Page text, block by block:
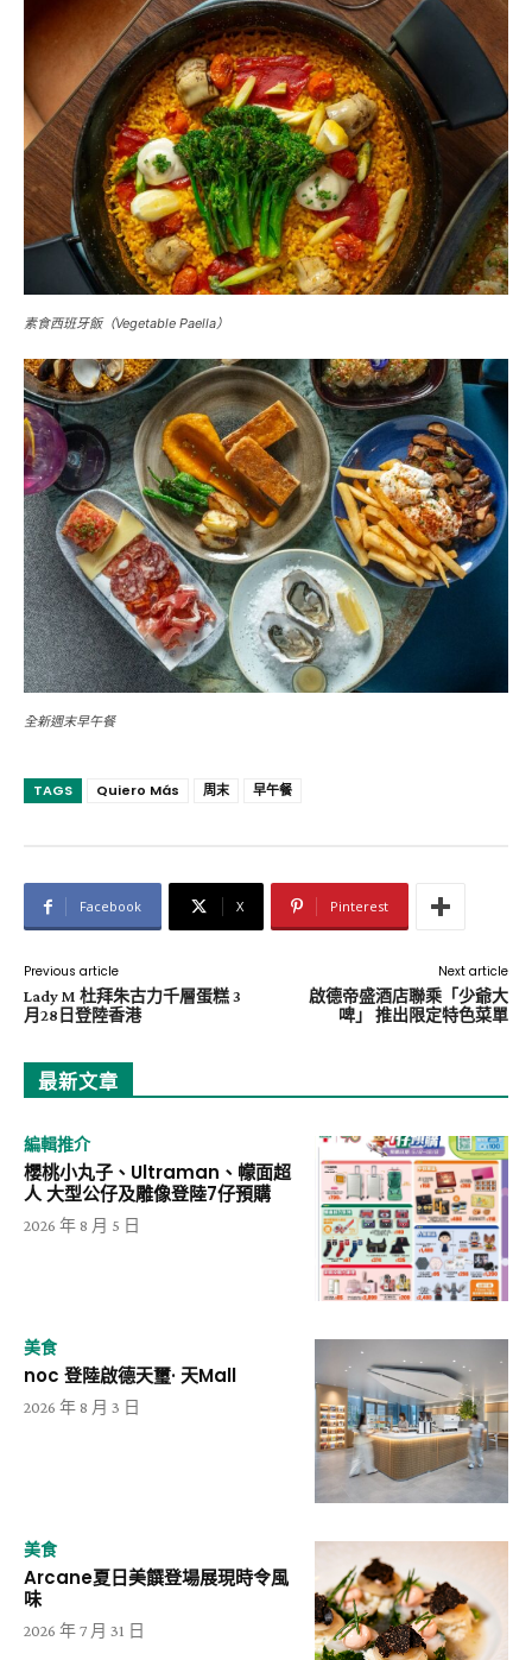
素食西班牙飯（Vegetable Paella）
全新週末早午餐
TAGS Quiero Más 周末 早午餐
Facebook X Pinterest
Previous article
Lady M 杜拜朱古力千層蛋糕 3
月28日登陸香港
Next article
啟德帝盛酒店聯乘「少爺大
啤」 推出限定特色菜單
最新文章
編輯推介
櫻桃小丸子、Ultraman、幪面超
人 大型公仔及雕像登陸7仔預購
2026 年 8 月 5 日
美食
noc 登陸啟德天璽· 天Mall
2026 年 8 月 3 日
美食
Arcane夏日美饌登場展現時令風
味
2026 年 7 月 31 日